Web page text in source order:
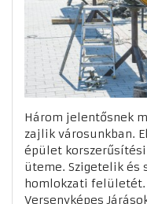
Három jelentősnek
zajlik városunkban.
épület
üteme. Szigetelik és
homlokzati felületét.
Versenyképes